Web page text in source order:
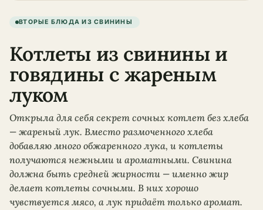
ВТОРЫЕ БЛЮДА ИЗ СВИНИНЫ
Котлеты из свинины и
говядины с жареным
луком
Открыла для себя секрет сочных котлет без хлеба
— жареный лук. Вместо размоченного хлеба
добавляю много обжаренного лука, и котлеты
получаются нежными и ароматными. Свинина
должна быть средней жирности — именно жир
делает котлеты сочными. В них хорошо
чувствуется мясо, а лук придаёт только аромат.